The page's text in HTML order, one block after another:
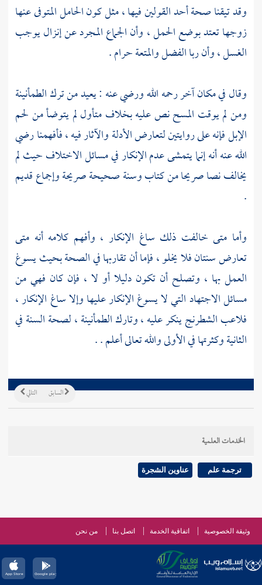
وقد تيقنا صحة أحد القولين فيها ، مثل كون الحامل المتوفى عنها
زوجها تعتد بوضع الحمل ، وأن الجماع المجرد عن إنزال يوجب
الغسل ، وأن ربا الفضل والمتعة حرام .
وقال في مكان آخر رحمه الله ورضي عنه : يعيد من ترك الطمأنينة
ومن لم يوقت المسح نص عليه بخلاف متأول لم يتوضأ من لحم
الإبل فإنه على روايتين لتعارض الأدلة والآثار فيه ، فأفهمنا رضي
الله عنه أنه إنما يتمشى عدم الإنكار في مسائل الاختلاف حيث لم
يخالف نصا صريحا من كتاب وسنة صحيحة صريحة وإجماع قديم
.
وأما متى خالفت ذلك ساغ الإنكار ، وأفهم كلامه أنه متى
تعارض سنتان فلا يخلو ، فإما أن تقاربها في الصحة بحيث يسوغ
العمل بها ، وتصلح أن تكون دليلا أو لا ، فإن كان فهي من
مسائل الاجتهاد التي لا يسوغ الإنكار عليها وإلا ساغ الإنكار ،
فلاعب الشطرنج ينكر عليه ، وتارك الطمأنينة ، لصحة السنة في
الثانية وكثرتها في الأولى والله تعالى أعلم . .
التالي السابق
الخدمات العلمية
ترجمة علم عناوين الشجرة
وثيقة الخصوصية اتفاقية الخدمة اتصل بنا من نحن